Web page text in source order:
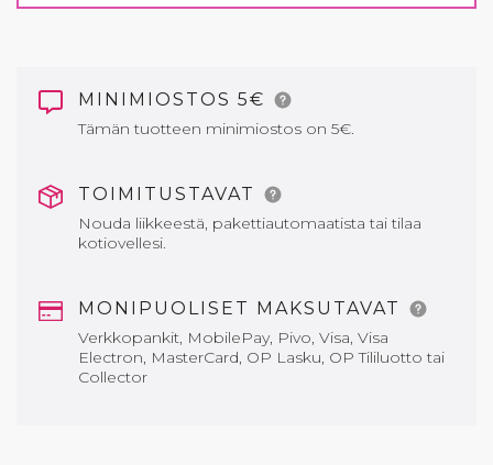
MINIMIOSTOS 5€
Tämän tuotteen minimiostos on 5€.
TOIMITUSTAVAT
Nouda liikkeestä, pakettiautomaatista tai tilaa
kotiovellesi.
MONIPUOLISET MAKSUTAVAT
Verkkopankit, MobilePay, Pivo, Visa, Visa
Electron, MasterCard, OP Lasku, OP Tililuotto tai
Collector